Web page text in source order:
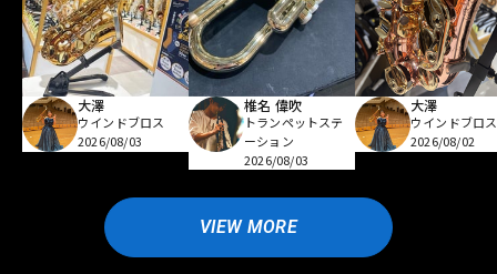
大澤
ウインドブロス
2026/08/03
椎名 偉吹
トランペットステ
ーション
2026/08/03
大澤
ウインドブロス
2026/08/02
VIEW MORE